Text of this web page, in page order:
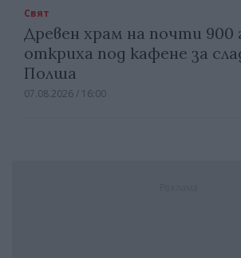
Свят
Древен храм на почти 900
откриха под кафене за
Полша
07.08.2026 / 16:00